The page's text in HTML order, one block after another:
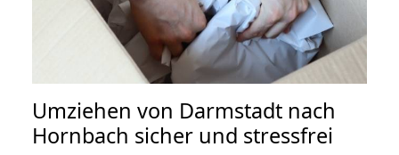
Umziehen von Darmstadt nach
Hornbach sicher und stressfrei